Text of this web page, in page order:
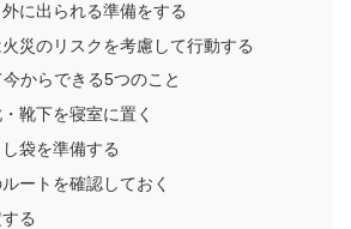
に出られる準備をする
災のリスクを考慮して行動する
からできる5つのこと
靴下を寝室に置く
袋を準備する
ートを確認しておく
る